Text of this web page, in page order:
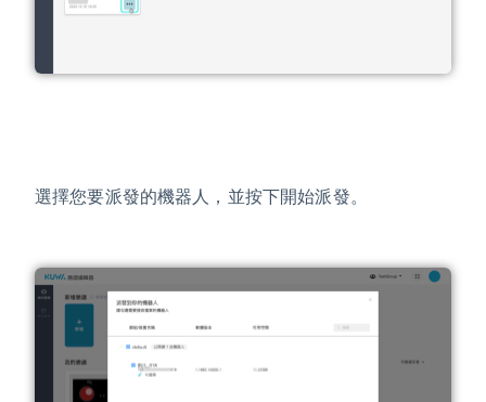
選擇您要派發的機器人，並按下開始派發。